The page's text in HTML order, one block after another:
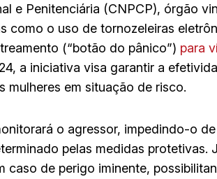
e Penitenciária (CNPCP), órgão
como o uso de tornozeleiras
(“botão do pânico”) para
a iniciativa visa garantir a
mulheres em situação de risco.
o agressor, impedindo-o
pelas medidas protetivas.
caso de perigo iminente,